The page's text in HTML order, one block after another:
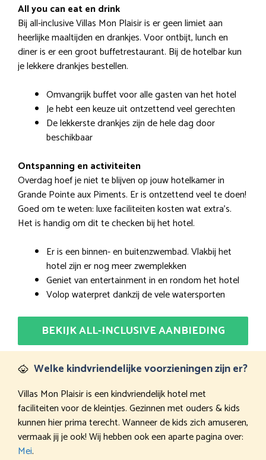
All you can eat en drink
Bij all-inclusive Villas Mon Plaisir is er geen limiet aan
heerlijke maaltijden en drankjes. Voor ontbijt, lunch en
diner is er een groot buffetrestaurant. Bij de hotelbar kun
je lekkere drankjes bestellen.
Omvangrijk buffet voor alle gasten van het hotel
Je hebt een keuze uit ontzettend veel gerechten
De lekkerste drankjes zijn de hele dag door
beschikbaar
Ontspanning en activiteiten
Overdag hoef je niet te blijven op jouw hotelkamer in
Grande Pointe aux Piments. Er is ontzettend veel te doen!
Goed om te weten: luxe faciliteiten kosten wat extra’s.
Het is handig om dit te checken bij het hotel.
Er is een binnen- en buitenzwembad. Vlakbij het
hotel zijn er nog meer zwemplekken
Geniet van entertainment in en rondom het hotel
Volop waterpret dankzij de vele watersporten
BEKIJK ALL-INCLUSIVE AANBIEDING
Welke kindvriendelijke voorzieningen zijn er?
Villas Mon Plaisir is een kindvriendelijk hotel met
faciliteiten voor de kleintjes. Gezinnen met ouders & kids
kunnen hier prima terecht. Wanneer de kids zich amuseren,
vermaak jij je ook! Wij hebben ook een aparte pagina over:
Mei.